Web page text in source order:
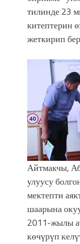
тилинде 23
китептерин
жеткирип
Айтмакчы,
улуусу
мектепти
шаарына
2011-жылы
көчүрүп